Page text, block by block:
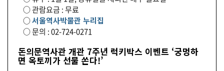
○ 관람요금 : 무료
○서울역사박물관 누리집
○ 문의 : 02-724-0271
돈의문역사관 개관 7주년 럭키박스 이벤트 ‘궁멍하
면 옥토끼가 선물 쏜다!’